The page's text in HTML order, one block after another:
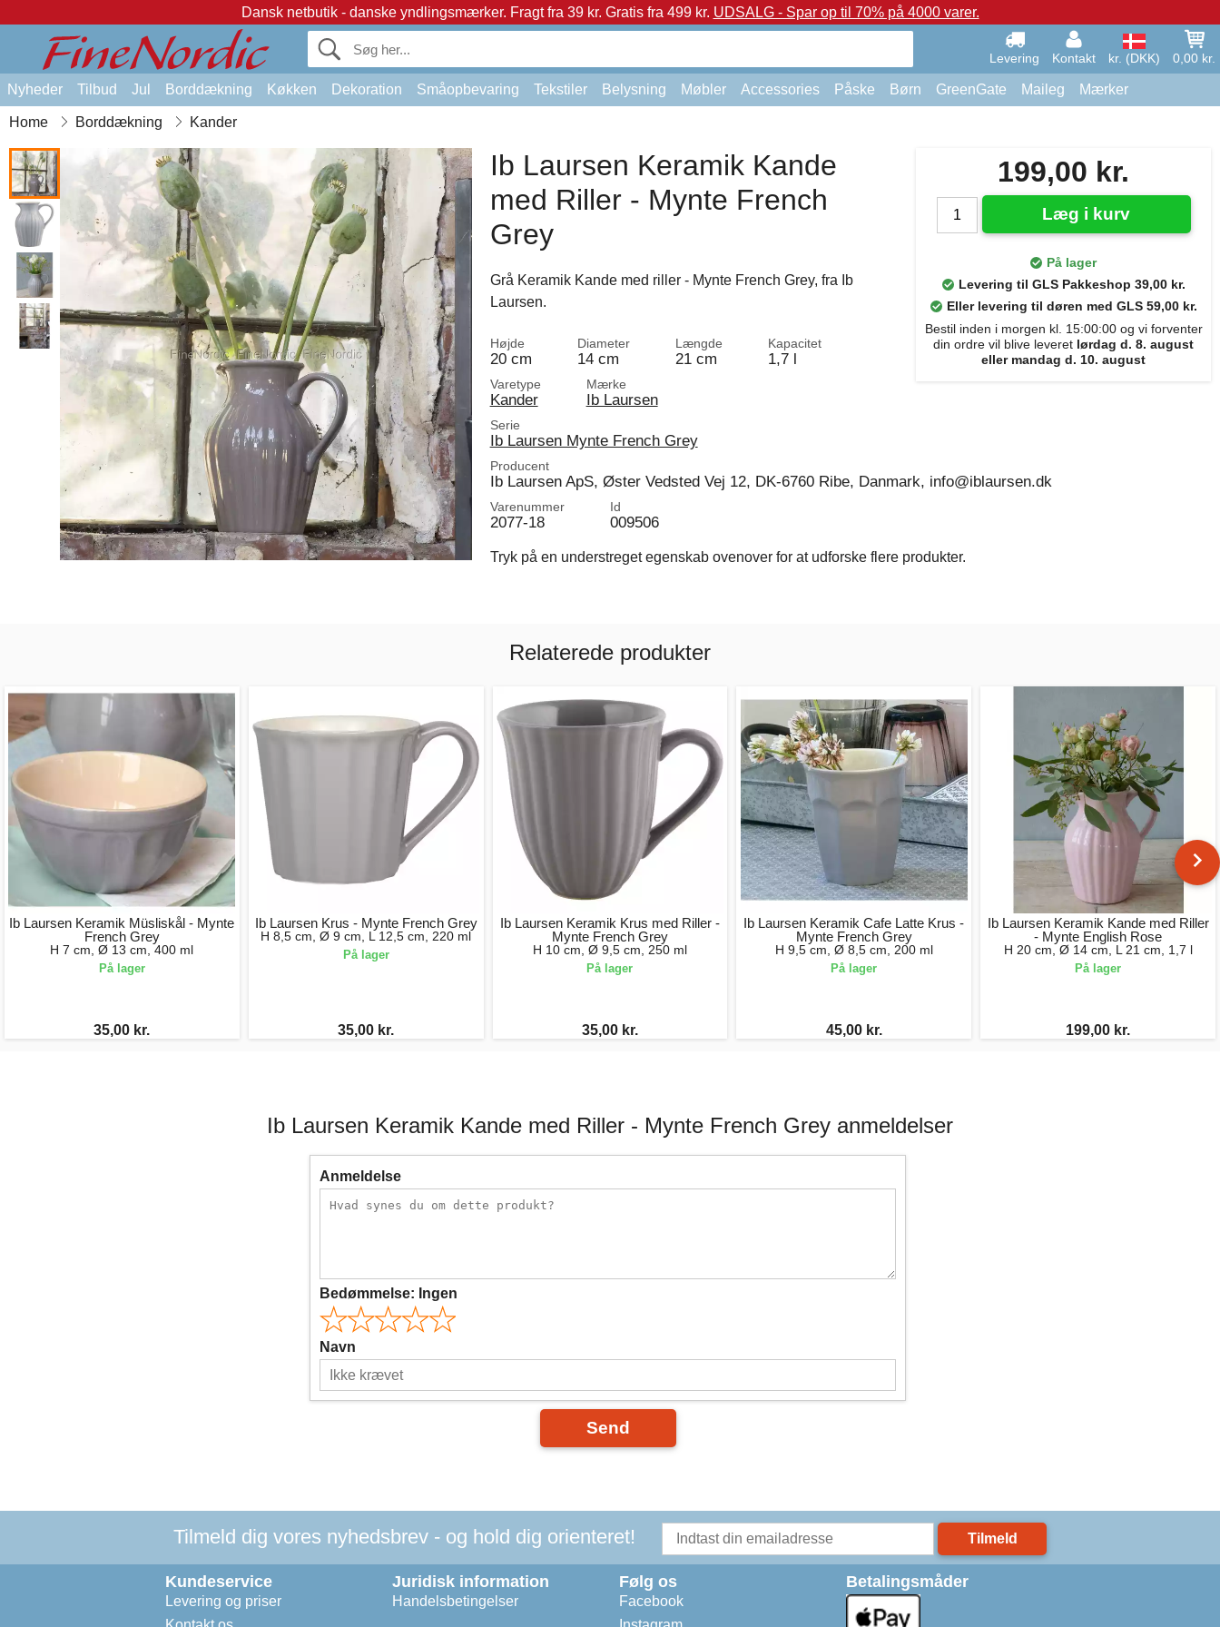
Dansk netbutik - danske yndlingsmærker. Fragt fra 39 kr. Gratis fra 499 kr. UDSALG - Spar op til 70% på 4000 varer.
Levering Kontakt kr. (DKK) 0,00 kr.
Nyheder Tilbud Jul Borddækning Køkken Dekoration Småopbevaring Tekstiler Belysning Møbler Accessories Påske Børn GreenGate Maileg Mærker
Home Borddækning Kander
199,00 kr.
Læg i kurv
På lager
Levering til GLS Pakkeshop 39,00 kr.
Eller levering til døren med GLS 59,00 kr.
Bestil inden i morgen kl. 15:00:00 og vi forventer
din ordre vil blive leveret lørdag d. 8. august
eller mandag d. 10. august
Ib Laursen Keramik Kande
med Riller - Mynte French
Grey
Grå Keramik Kande med riller - Mynte French Grey, fra Ib
Laursen.
Højde
20 cm
Diameter
14 cm
Længde
21 cm
Kapacitet
1,7 l
Varetype
Kander
Mærke
Ib Laursen
Serie
Ib Laursen Mynte French Grey
Producent
Ib Laursen ApS, Øster Vedsted Vej 12, DK-6760 Ribe, Danmark, info@iblaursen.dk
Varenummer
2077-18
Id
009506
Tryk på en understreget egenskab ovenover for at udforske flere produkter.
Relaterede produkter
Ib Laursen Keramik Müsliskål - Mynte
French Grey
H 7 cm, Ø 13 cm, 400 ml
På lager
35,00 kr.
Ib Laursen Krus - Mynte French Grey
H 8,5 cm, Ø 9 cm, L 12,5 cm, 220 ml
På lager
35,00 kr.
Ib Laursen Keramik Krus med Riller -
Mynte French Grey
H 10 cm, Ø 9,5 cm, 250 ml
På lager
35,00 kr.
Ib Laursen Keramik Cafe Latte Krus -
Mynte French Grey
H 9,5 cm, Ø 8,5 cm, 200 ml
På lager
45,00 kr.
Ib Laursen Keramik Kande med Riller
- Mynte English Rose
H 20 cm, Ø 14 cm, L 21 cm, 1,7 l
På lager
199,00 kr.
Ib Laursen Keramik Kande med Riller - Mynte French Grey anmeldelser
Anmeldelse
Bedømmelse: Ingen
Navn
Send
Tilmeld dig vores nyhedsbrev - og hold dig orienteret! Tilmeld
Kundeservice
Levering og priser
Juridisk information
Handelsbetingelser
Følg os
Facebook
Betalingsmåder